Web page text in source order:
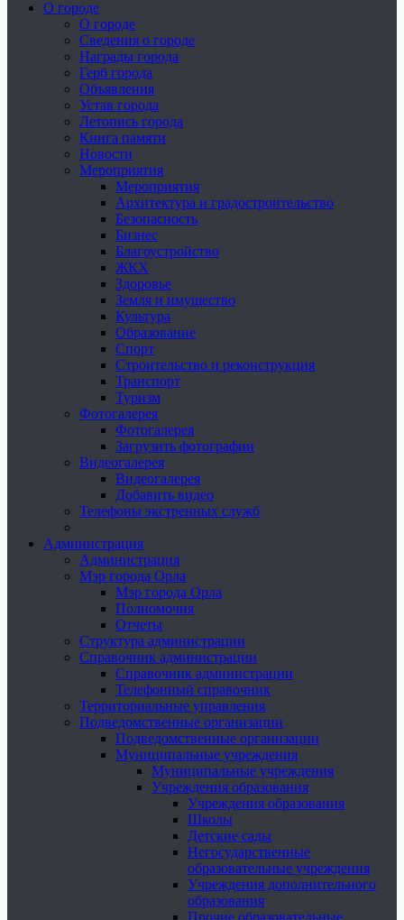
О городе
О городе
Сведения о городе
Награды города
Герб города
Объявления
Устав города
Летопись города
Книга памяти
Новости
Мероприятия
Мероприятия
Архитектура и градостроительство
Безопасность
Бизнес
Благоустройство
ЖКХ
Здоровье
Земля и имущество
Культура
Образование
Спорт
Строительство и реконструкция
Транспорт
Туризм
Фотогалерея
Фотогалерея
Загрузить фотографии
Видеогалерея
Видеогалерея
Добавить видео
Телефоны экстренных служб
Администрация
Администрация
Мэр города Орла
Мэр города Орла
Полномочия
Отчеты
Структура администрации
Справочник администрации
Справочник администрации
Телефонный справочник
Территориальные управления
Подведомственные организации
Подведомственные организации
Муниципальные учреждения
Муниципальные учреждения
Учреждения образования
Учреждения образования
Школы
Детские сады
Негосударственные
образовательные учреждения
Учреждения дополнительного
образования
Прочие образовательные